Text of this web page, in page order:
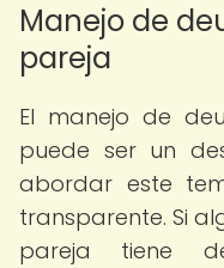
Manejo de
pareja
El manejo de
puede ser un
abordar este
transparente. Si
pareja tiene